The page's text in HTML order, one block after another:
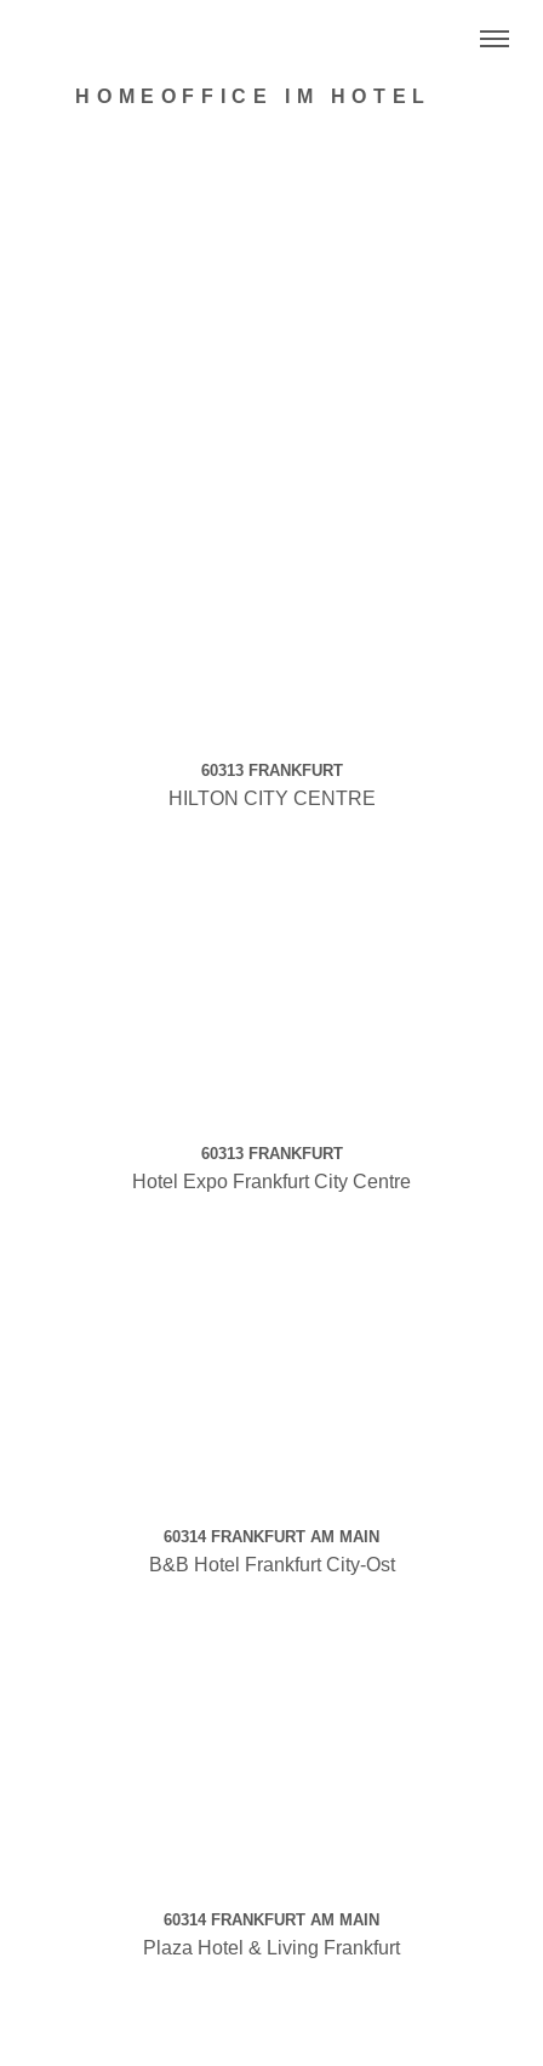
HOMEOFFICE IM HOTEL
60313 FRANKFURT
HILTON CITY CENTRE
60313 FRANKFURT
Hotel Expo Frankfurt City Centre
60314 FRANKFURT AM MAIN
B&B Hotel Frankfurt City-Ost
60314 FRANKFURT AM MAIN
Plaza Hotel & Living Frankfurt